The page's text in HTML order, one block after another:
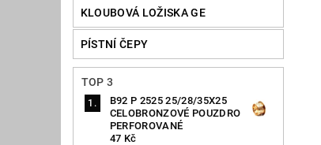
KLOUBOVÁ LOŽISKA GE
PÍSTNÍ ČEPY
TOP 3
B92 P 2525 25/28/35X25
CELOBRONZOVÉ POUZDRO
PERFOROVANÉ
47 Kč